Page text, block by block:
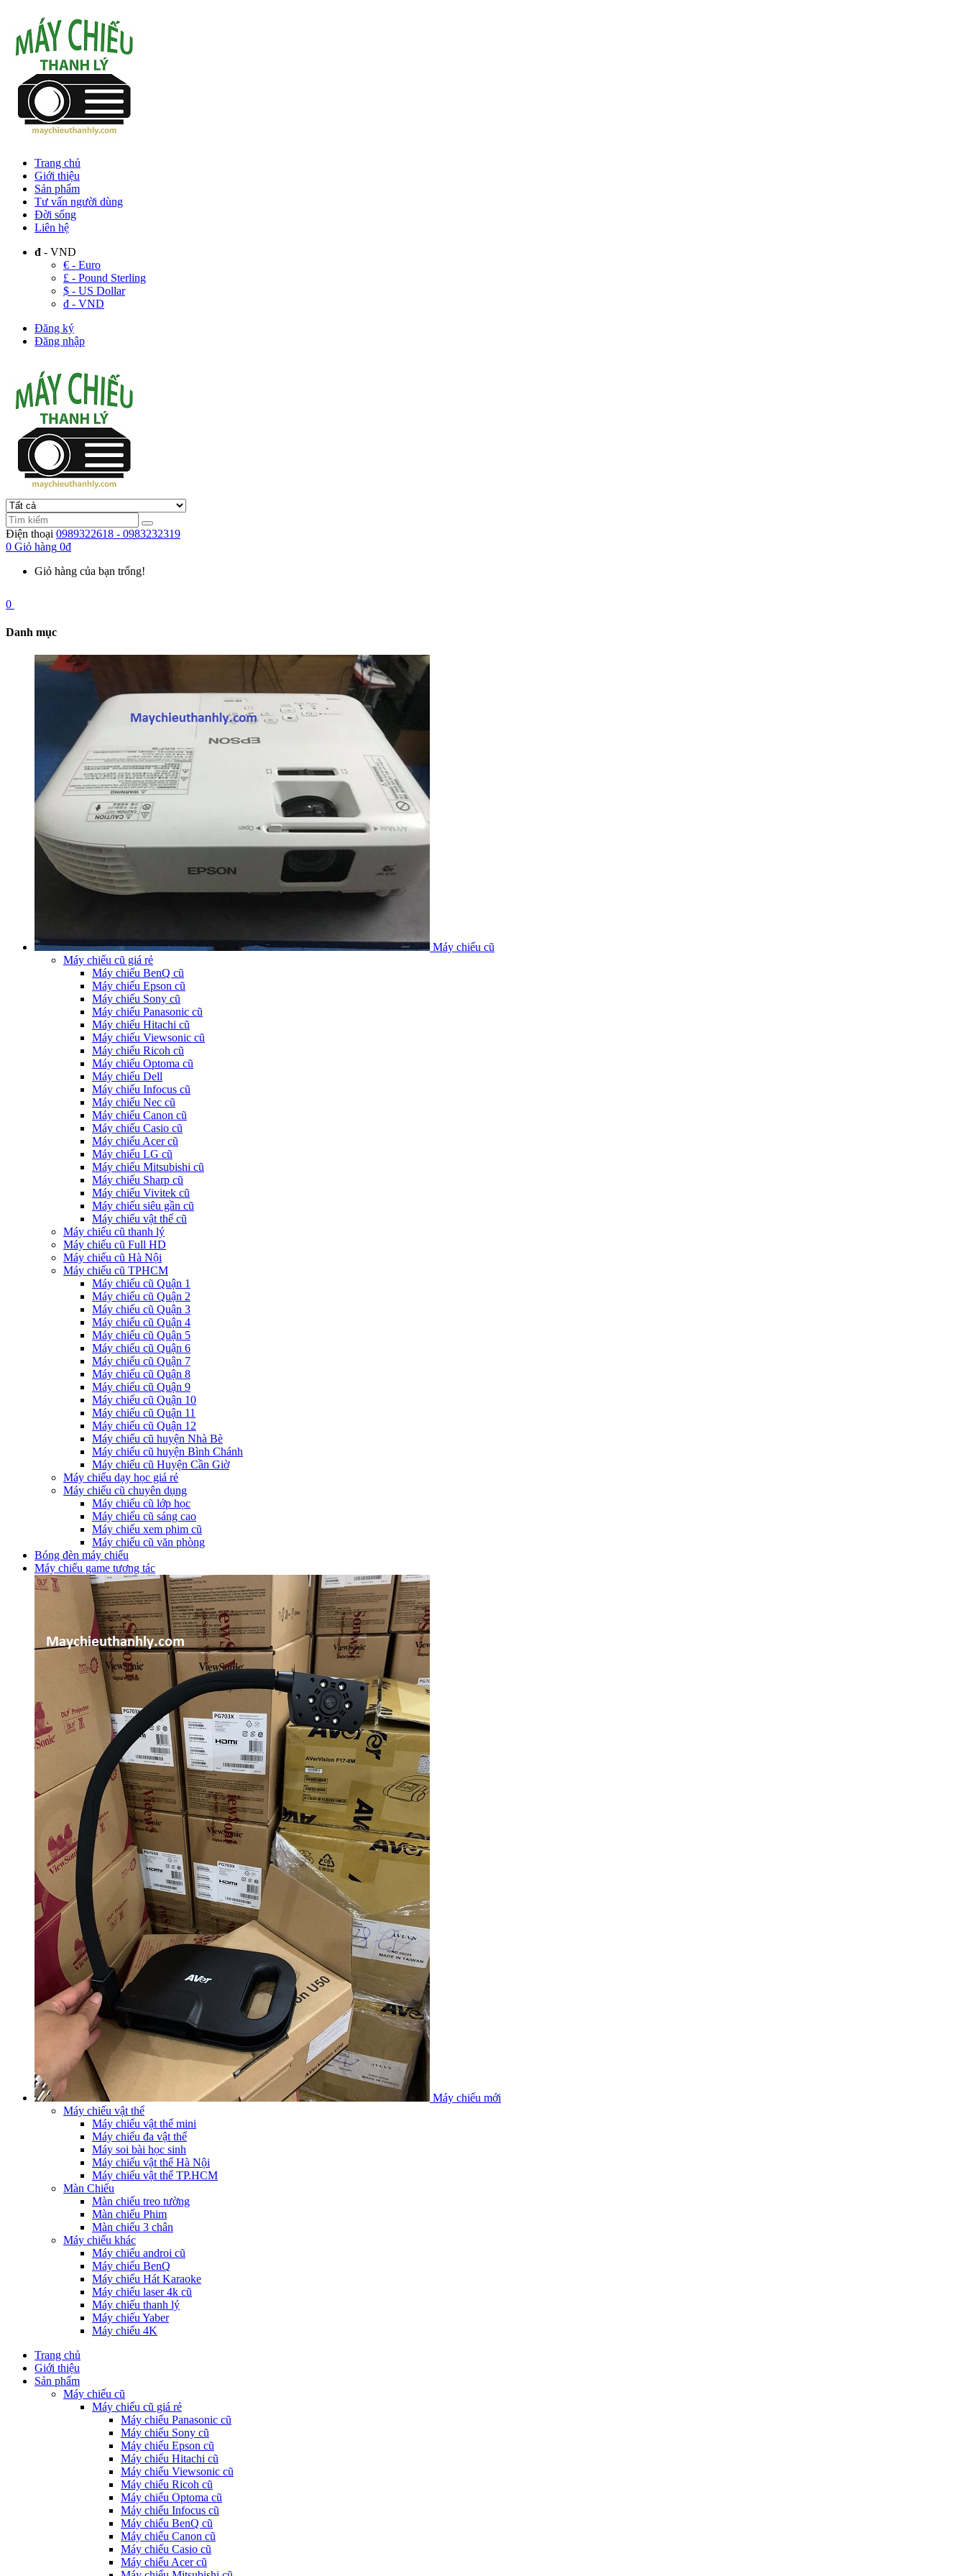
Trang chủ
Giới thiệu
Sản phẩm
Tư vấn người dùng
Đời sống
Liên hệ
đ - VND
€ - Euro
£ - Pound Sterling
$ - US Dollar
đ - VND
Đăng ký
Đăng nhập
Điện thoại 0989322618 - 0983232319
0 Giỏ hàng 0đ
Giỏ hàng của bạn trống!
0
Danh mục
Máy chiếu cũ
Máy chiếu cũ giá rẻ
Máy chiếu BenQ cũ
Máy chiếu Epson cũ
Máy chiếu Sony cũ
Máy chiếu Panasonic cũ
Máy chiếu Hitachi cũ
Máy chiếu Viewsonic cũ
Máy chiếu Ricoh cũ
Máy chiếu Optoma cũ
Máy chiếu Dell
Máy chiếu Infocus cũ
Máy chiếu Nec cũ
Máy chiếu Canon cũ
Máy chiếu Casio cũ
Máy chiếu Acer cũ
Máy chiếu LG cũ
Máy chiếu Mitsubishi cũ
Máy chiếu Sharp cũ
Máy chiếu Vivitek cũ
Máy chiếu siêu gần cũ
Máy chiếu vật thể cũ
Máy chiếu cũ thanh lý
Máy chiếu cũ Full HD
Máy chiếu cũ Hà Nội
Máy chiếu cũ TPHCM
Máy chiếu cũ Quận 1
Máy chiếu cũ Quận 2
Máy chiếu cũ Quận 3
Máy chiếu cũ Quận 4
Máy chiếu cũ Quận 5
Máy chiếu cũ Quận 6
Máy chiếu cũ Quận 7
Máy chiếu cũ Quận 8
Máy chiếu cũ Quận 9
Máy chiếu cũ Quận 10
Máy chiếu cũ Quận 11
Máy chiếu cũ Quận 12
Máy chiếu cũ huyện Nhà Bè
Máy chiếu cũ huyện Bình Chánh
Máy chiếu cũ Huyện Cần Giờ
Máy chiếu dạy học giá rẻ
Máy chiếu cũ chuyên dụng
Máy chiếu cũ lớp học
Máy chiếu cũ sáng cao
Máy chiếu xem phim cũ
Máy chiếu cũ văn phòng
Bóng đèn máy chiếu
Máy chiếu game tương tác
Máy chiếu mới
Máy chiếu vật thể
Máy chiếu vật thể mini
Máy chiếu đa vật thể
Máy soi bài học sinh
Máy chiếu vật thể Hà Nội
Máy chiếu vật thể TP.HCM
Màn Chiếu
Màn chiếu treo tường
Màn chiếu Phim
Màn chiếu 3 chân
Máy chiếu khác
Máy chiếu androi cũ
Máy chiếu BenQ
Máy chiếu Hát Karaoke
Máy chiếu laser 4k cũ
Máy chiếu thanh lý
Máy chiếu Yaber
Máy chiếu 4K
Trang chủ
Giới thiệu
Sản phẩm
Máy chiếu cũ
Máy chiếu cũ giá rẻ
Máy chiếu Panasonic cũ
Máy chiếu Sony cũ
Máy chiếu Epson cũ
Máy chiếu Hitachi cũ
Máy chiếu Viewsonic cũ
Máy chiếu Ricoh cũ
Máy chiếu Optoma cũ
Máy chiếu Infocus cũ
Máy chiếu BenQ cũ
Máy chiếu Canon cũ
Máy chiếu Casio cũ
Máy chiếu Acer cũ